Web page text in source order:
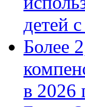
детей
Более
в 2026